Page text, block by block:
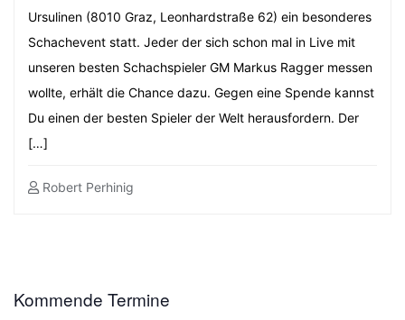
Ursulinen (8010 Graz, Leonhardstraße 62) ein besonderes
Schachevent statt. Jeder der sich schon mal in Live mit
unseren besten Schachspieler GM Markus Ragger messen
wollte, erhält die Chance dazu. Gegen eine Spende kannst
Du einen der besten Spieler der Welt herausfordern. Der
[…]
Robert Perhinig
Kommende Termine